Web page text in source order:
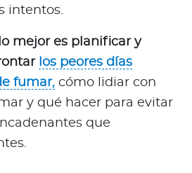
intentos.
lo mejor es planificar y
los peores días
fumar, cómo lidiar con
y qué hacer para evitar
que